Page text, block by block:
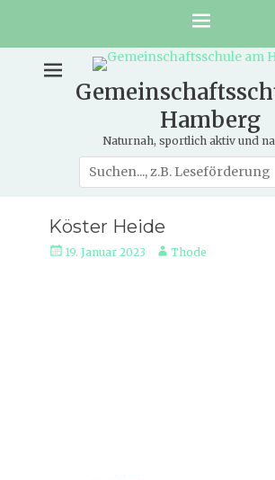
Hamberg
Naturnah, sportlich aktiv und
Suche
nach:
Köster Heide
Veröffentlicht
19. Januar 2023 AutorThode